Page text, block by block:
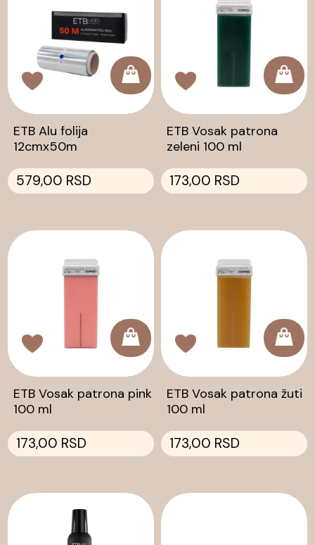
ETB Alu folija
12cmx50m
579,00 RSD
ETB Vosak patrona
zeleni 100 ml
173,00 RSD
ETB Vosak patrona pink
100 ml
173,00 RSD
ETB Vosak patrona žuti
100 ml
173,00 RSD